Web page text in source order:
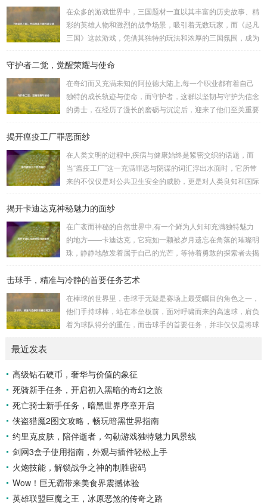
在众多的游戏世界中，三国题材一直以其丰富的历史故事、精
彩的英雄人物和激烈的战争场景，吸引着无数玩家，而《起凡
三国》这款游戏，凭借其独特的玩法和浓厚的三国氛围，成为
何进行起凡三国下载,开启一段热血的三国对战之旅。 《起凡
以化身为三国时期的知名将领，如勇猛无双的吕布、足智多谋
的诸葛亮、忠义双全的关羽等，率领自己的军队在战场上冲锋
陷阵、排兵布阵，游戏中的每一场战斗都充满了变...
守护者二觉，觉醒荣耀与使命
在奇幻而又充满未知的阿拉德大陆上,每一个职业都有着自己
独特的成长轨迹与使命，而守护者，这群以坚韧与守护为信念
的勇士，在经历了漫长的磨砺与沉淀后，迎来了他们至关重要
大陆的那一刻起，便肩负着守护的重任，他们身躯魁梧，手持
来自各方的邪恶势力，最初，他们凭借着基础的技能和坚定的
意志，在一次次战斗中积累着经验，不断成长，无论是在阴森
恐怖的地下墓穴，还是在战火纷飞的前线战场，守...
揭开瘟疫工厂罪恶面纱
在人类文明的进程中,疾病与健康始终是紧密交织的话题，而
当“瘟疫工厂”这一充满罪恶与阴谋的词汇浮出水面时，它所带
来的不仅仅是对公共卫生安全的威胁，更是对人类良知和国际
是一些别有用心的势力为了实现其不可告人的目的，秘密设立
科学研究的外衣，实则干着违背人道、危害全球的勾当。 从
历史上看,生物武器的使用曾经给人类带来过惨痛的教训，在
战争时期，某些国家就曾利用细菌、病毒...
揭开卡迪达克神秘魅力的面纱
在广袤而神秘的自然世界中,有一个鲜为人知却充满独特魅力
的地方——卡迪达克，它宛如一颗被岁月遗忘在角落的璀璨明
珠，静静地散发着属于自己的光芒，等待着勇敢的探索者去揭
复杂多样的地形地貌，高耸入云的山脉连绵起伏，像是大自然
照耀下闪耀着刺眼的银光，仿佛是大自然赐予这片土地的皇
冠，而山脚下，则是一片郁郁葱葱的森林，森林里树木种类繁
多，高大的乔木遮天蔽日，阳光只能透过枝叶的缝隙...
击球手，精准与冷静的首要任务艺术
在棒球的世界里，击球手无疑是赛场上最受瞩目的角色之一，
他们手持球棒，站在本垒板前，面对呼啸而来的高速球，肩负
着为球队得分的重任，而击球手的首要任务，并非仅仅是将球
滑球，击球手需要在极短的时间内，准确判断球的速度、方向
和落点，然后调整自己的击球动作，这不仅要求击球手具备出
色的视力和反应能力,更需要大量的训练来培养对球...
最近发表
高级钻石硬币，奢华与价值的象征
死骑新手任务，开启初入黑暗的奇幻之旅
死亡骑士新手任务，暗黑世界序章开启
侠盗猎魔2图文攻略，畅玩暗黑世界指南
约里克皮肤，陪伴逝者，勾勒游戏独特魅力风景线
剑网3盒子使用指南，外观与插件轻松上手
火炮技能，解锁战争之神的制胜密码
Wow！巨无霸带来美食界震撼体验
英雄联盟巨魔之王，冰原恶煞的传奇之路